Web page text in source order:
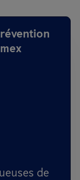
de